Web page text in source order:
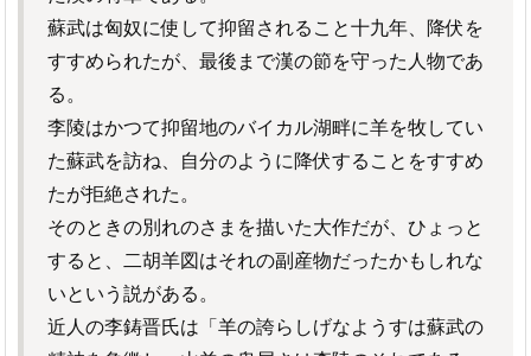
蘇武は匈奴に使して抑留されること十九年、降伏を
すすめられたが、最後まで漢の節を守った人物であ
る。
李陵はかつて抑留地のバイカル湖畔に羊を牧してい
た蘇武を訪ね、自分のように降伏することをすすめ
たが拒絶された。
そのときの別れのさまを描いた大作だが、ひょっと
すると、二胡羊図はそれの副産物だったかもしれな
いという説がある。
近人の李鋳晋氏は「羊の誇らしげなようすは蘇武の